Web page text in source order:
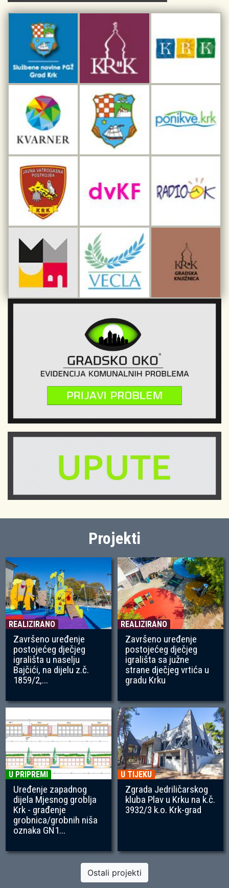
Kulturno-turistička ruta Putovima Frankopana
Dar iz Krka
Interpretacijski centar pomorske baštine
Projekti
REALIZIRANO
Završeno uređenje
postojećeg dječjeg
igrališta u naselju
Bajčići, na dijelu z.č.
1859/2,...
REALIZIRANO
Završeno uređenje
postojećeg dječjeg
igrališta sa južne
strane dječjeg vrtića u
gradu Krku
U PRIPREMI
Uređenje zapadnog
dijela Mjesnog groblja
Krk - građenje
grobnica/grobnih niša
oznaka GN1...
U TIJEKU
Zgrada Jedriličarskog
kluba Plav u Krku na k.č.
3932/3 k.o. Krk-grad
Ostali projekti